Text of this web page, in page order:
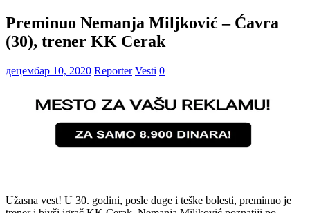
Preminuo Nemanja Miljković – Ćavra
(30), trener KK Cerak
децембар 10, 2020 Reporter Vesti 0
Užasna vest! U 30. godini, posle duge i teške bolesti, preminuo je